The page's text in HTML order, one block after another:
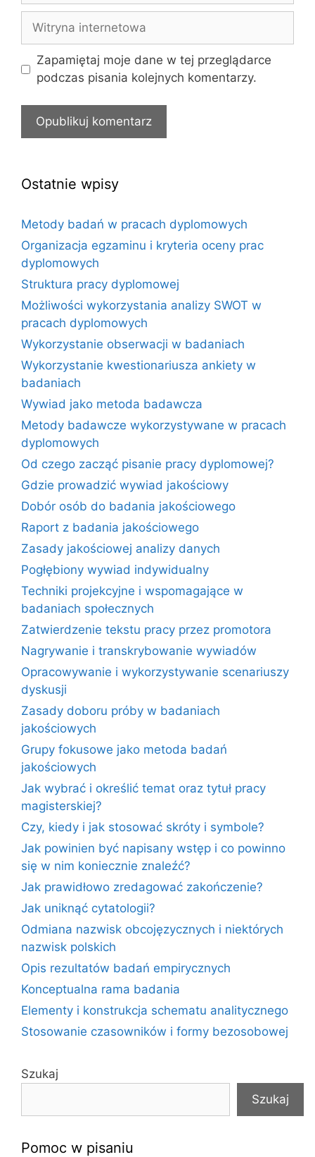
Witryna
internetowa
Zapamiętaj moje dane w tej przeglądarce
podczas pisania kolejnych komentarzy.
Ostatnie wpisy
Metody badań w pracach dyplomowych
Organizacja egzaminu i kryteria oceny prac
dyplomowych
Struktura pracy dyplomowej
Możliwości wykorzystania analizy SWOT w
pracach dyplomowych
Wykorzystanie obserwacji w badaniach
Wykorzystanie kwestionariusza ankiety w
badaniach
Wywiad jako metoda badawcza
Metody badawcze wykorzystywane w pracach
dyplomowych
Od czego zacząć pisanie pracy dyplomowej?
Gdzie prowadzić wywiad jakościowy
Dobór osób do badania jakościowego
Raport z badania jakościowego
Zasady jakościowej analizy danych
Pogłębiony wywiad indywidualny
Techniki projekcyjne i wspomagające w
badaniach społecznych
Zatwierdzenie tekstu pracy przez promotora
Nagrywanie i transkrybowanie wywiadów
Opracowywanie i wykorzystywanie scenariuszy
dyskusji
Zasady doboru próby w badaniach
jakościowych
Grupy fokusowe jako metoda badań
jakościowych
Jak wybrać i określić temat oraz tytuł pracy
magisterskiej?
Czy, kiedy i jak stosować skróty i symbole?
Jak powinien być napisany wstęp i co powinno
się w nim koniecznie znaleźć?
Jak prawidłowo zredagować zakończenie?
Jak uniknąć cytatologii?
Odmiana nazwisk obcojęzycznych i niektórych
nazwisk polskich
Opis rezultatów badań empirycznych
Konceptualna rama badania
Elementy i konstrukcja schematu analitycznego
Stosowanie czasowników i formy bezosobowej
Szukaj
Szukaj
Pomoc w pisaniu